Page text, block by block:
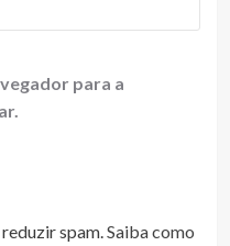
para a
spam. Saiba como